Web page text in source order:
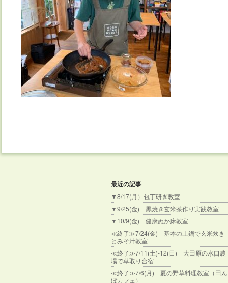
最近の記事
▼8/17(月）包丁研ぎ教室
▼9/25(金) 黒焼き玄米茶作り実践教室
▼10/9(金) 健康ぬか床教室
≪終了≫7/24(金) 基本の土鍋で玄米炊き
とみそ汁教室
≪終了≫7/11(土)-12(日) 大田原の水口農
場で草取り合宿
≪終了≫7/6(月) 夏の野草料理教室（田ん
ぼカフェ）